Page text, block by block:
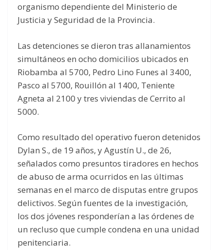
organismo dependiente del Ministerio de
Justicia y Seguridad de la Provincia.
Las detenciones se dieron tras allanamientos
simultáneos en ocho domicilios ubicados en
Riobamba al 5700, Pedro Lino Funes al 3400,
Pasco al 5700, Rouillón al 1400, Teniente
Agneta al 2100 y tres viviendas de Cerrito al
5000.
Como resultado del operativo fueron detenidos
Dylan S., de 19 años, y Agustín U., de 26,
señalados como presuntos tiradores en hechos
de abuso de arma ocurridos en las últimas
semanas en el marco de disputas entre grupos
delictivos. Según fuentes de la investigación,
los dos jóvenes responderían a las órdenes de
un recluso que cumple condena en una unidad
penitenciaria.